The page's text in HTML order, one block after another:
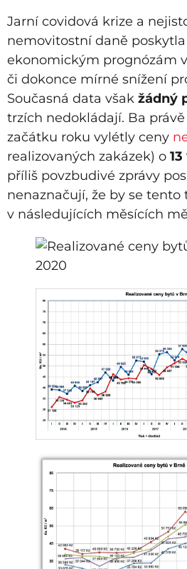
Jarní covidová krize a
nemovitostní daně
ekonomickým prognózám
či dokonce mírné snížení
Současná data však žádný
trzích nedokládají. Ba
začátku roku vylétly ceny
realizovaných zakázek) o
příliš povzbudivé zprávy
nenaznačují, že by se tento
v následujících měsících